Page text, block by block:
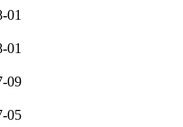
01
01
09
05